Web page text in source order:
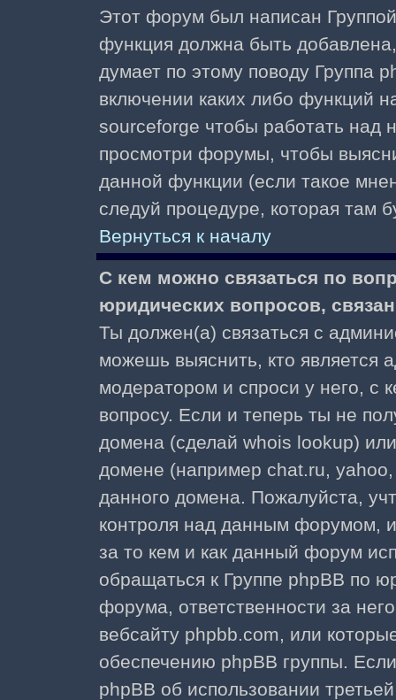
Этот форум был написан
функция должна быть
думает по этому поводу Группа
включении каких либо функций
sourceforge чтобы работать над
просмотри форумы, чтобы
данной функции (если такое
следуй процедуре, которая там
Вернуться к началу
С кем можно связаться по
юридических вопросов,
Ты должен(а) связаться с
можешь выяснить, кто является
модератором и спроси у него, с
вопросу. Если и теперь ты не
домена (сделай whois lookup)
домене (например chat.ru,
данного домена. Пожалуйста,
контроля над данным форумом,
за то кем и как данный форум
обращаться к Группе phpBB по
форума, ответственности за
вебсайту phpbb.com, или
обеспечению phpBB группы.
phpBB об использовании